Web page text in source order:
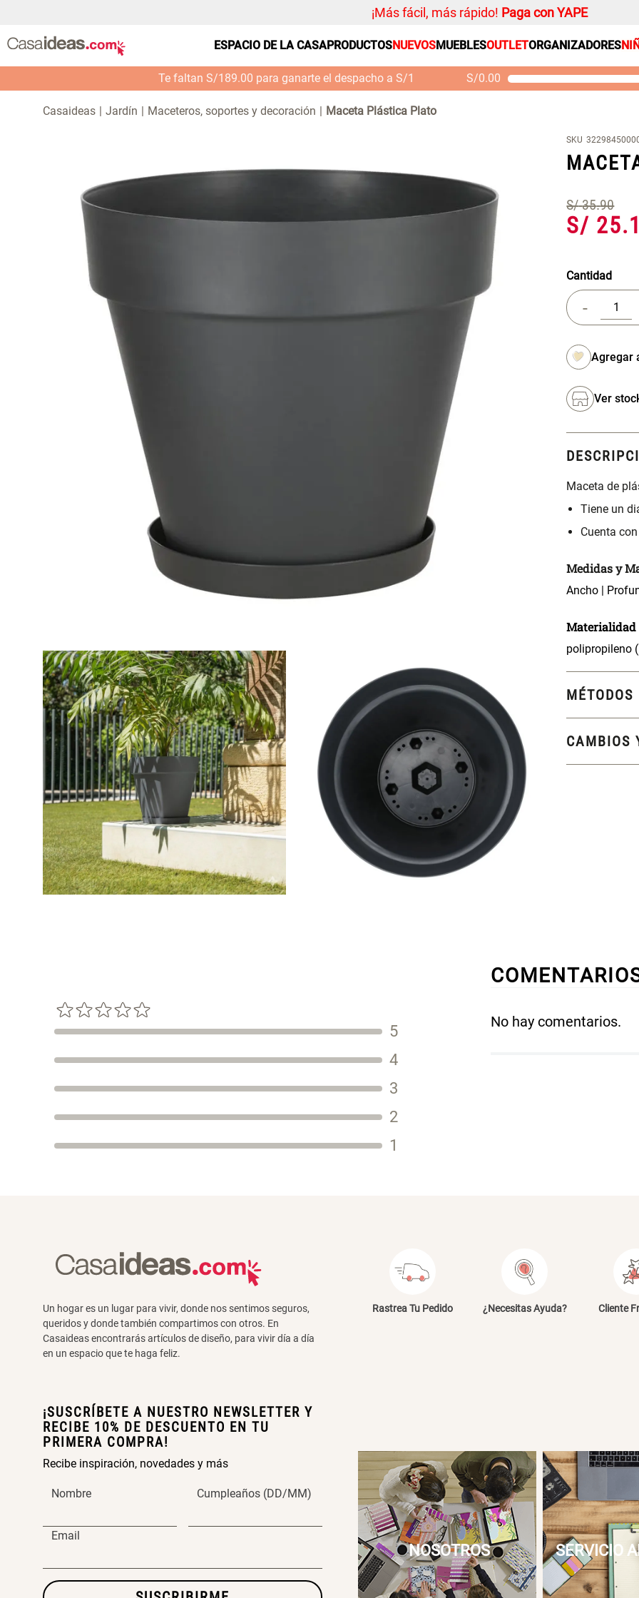
¡Más fácil, más rápido! Paga con YAPE
ESPACIO DE LA CASAPRODUCTOSNUEVOSMUEBLESOUTLETORGANIZADORES
Te faltan S/189.00 para ganarte el despacho a S/1 S/0.00
Jardín Maceteros, soportes y decoración Maceta Plástica Plato
SKU
S/ 35.90
S/ 25.
Cantidad
-
Ver
Maceta de
Tiene un
Cuenta
Medidas y
Ancho |
Materialidad
polipropileno
CAMBIOS
5
4
3
2
1
No hay comentarios.
Un hogar es un lugar para vivir, donde nos sentimos seguros,
queridos y donde también compartimos con otros. En
Casaideas encontrarás artículos de diseño, para vivir día a día
en un espacio que te haga feliz.
¡SUSCRÍBETE A NUESTRO NEWSLETTER Y
RECIBE 10% DE DESCUENTO EN TU
PRIMERA COMPRA!
Recibe inspiración, novedades y más
Nombre Cumpleaños (DD/MM)
Email
Rastrea Tu Pedido ¿Necesitas Ayuda? Cliente
NOSOTROS SERVICIO
S/ 261.00 S/
Organizador
Cojin
Alfombra
Mantel
Platos